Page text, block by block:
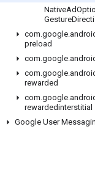
NativeAd
Gesture
com.google.
preload
com.google.
com.google.
rewarded
com.google.
rewardedinterstitial
Google User
互动